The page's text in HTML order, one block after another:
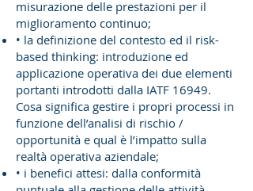
misurazione delle prestazioni per il
miglioramento continuo;
• la definizione del contesto ed il risk-
based thinking: introduzione ed
applicazione operativa dei due elementi
portanti introdotti dalla IATF 16949.
Cosa significa gestire i propri processi in
funzione dell’analisi di rischio /
opportunità e qual è l’impatto sulla
realtà operativa aziendale;
• i benefici attesi: dalla conformità